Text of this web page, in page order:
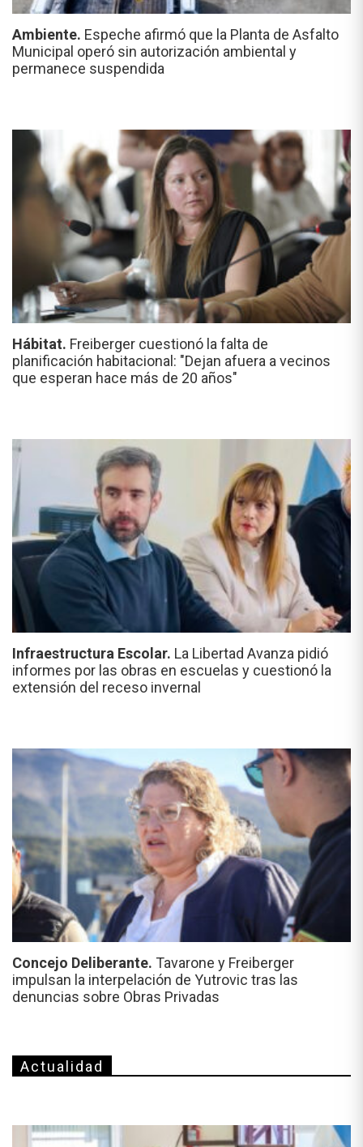
Ambiente. Espeche afirmó que la Planta de Asfalto
Municipal operó sin autorización ambiental y
permanece suspendida
Hábitat. Freiberger cuestionó la falta de
planificación habitacional: "Dejan afuera a vecinos
que esperan hace más de 20 años"
Infraestructura Escolar. La Libertad Avanza pidió
informes por las obras en escuelas y cuestionó la
extensión del receso invernal
Concejo Deliberante. Tavarone y Freiberger
impulsan la interpelación de Yutrovic tras las
denuncias sobre Obras Privadas
Actualidad